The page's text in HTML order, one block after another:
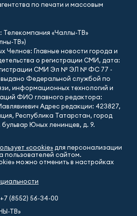
по печати и массовым
«Чаллы-ТВ»
ТВ»)
Челнов: Главные новости города и
о регистрации СМИ, дата:
СМИ Эл № ЭЛ № ФС 77 -
выдано Федеральной службой по
информационных технологий и
ФИО главного редактора:
Адрес редакции: 423827,
Республика Татарстан, город
Юных ленинцев, д. 9.
«cookie»для персонализации
пользователей сайтом.
можно отменить в настройках
+7 (8552) 56-34-00
ТВ»